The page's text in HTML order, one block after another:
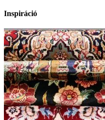
Inspiráció